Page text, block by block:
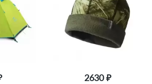
2630 ₽